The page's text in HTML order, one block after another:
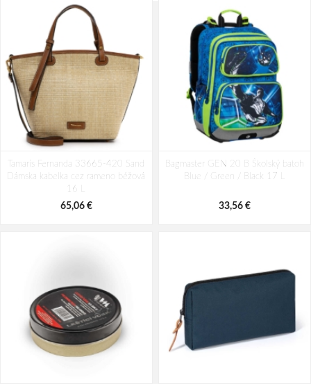
Tamaris Fernanda 33665-420 Sand
Dámska kabelka cez rameno béžová
16 L
65,06 €
Bagmaster GEN 20 B Školský batoh
Blue / Green / Black 17 L
33,56 €